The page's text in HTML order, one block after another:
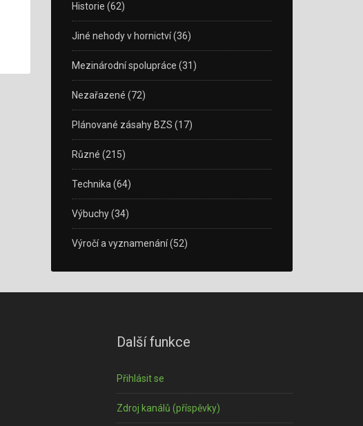
Historie (62)
Jiné nehody v hornictví(36)
Mezinárodní spolupráce (31)
Nezařazené (72)
Plánované zásahy BZS (17)
Různé (215)
Technika (64)
Výbuchy(34)
Výročí a vyznamenání(52)
Další funkce
Přihlásit se
Zdroj kanálů (příspěvky)